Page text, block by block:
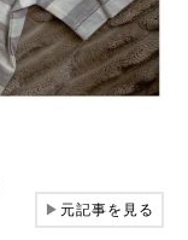
▶元記事を見る